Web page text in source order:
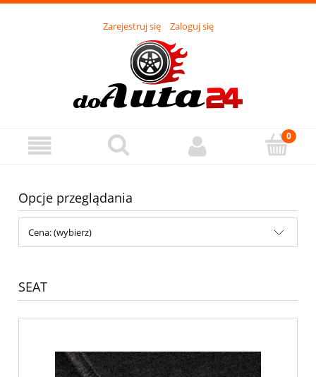
Zarejestruj się Zaloguj się
Opcje przeglądania
Cena: (wybierz)
SEAT